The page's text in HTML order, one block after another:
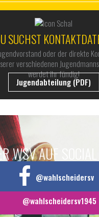
SUCHST
oder der direkte
verschiedenen
werdet ihr fündig!
Jugendabteilung (PDF)
WSV AUF SOCIAL
@wahlscheidersv
@wahlscheidersv1945